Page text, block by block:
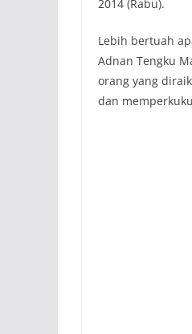
2014 (Rabu).
Lebih bertuah
Adnan Tengku
orang yang
dan